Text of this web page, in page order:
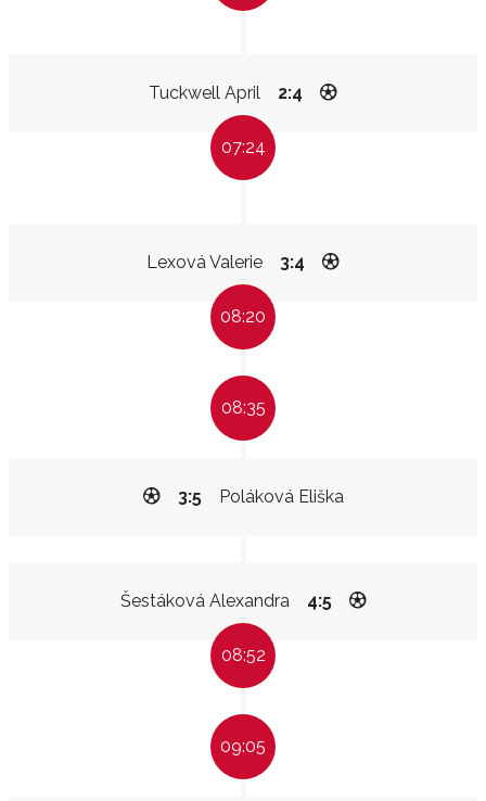
Tuckwell April 2:4
07:24
Lexová Valerie 3:4
08:20
08:35
Poláková Eliška
3:5
Šestáková Alexandra 4:5
08:52
09:05